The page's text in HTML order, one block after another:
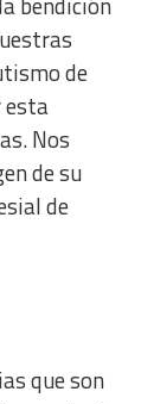
de
esta
Nos
de su
de
que son